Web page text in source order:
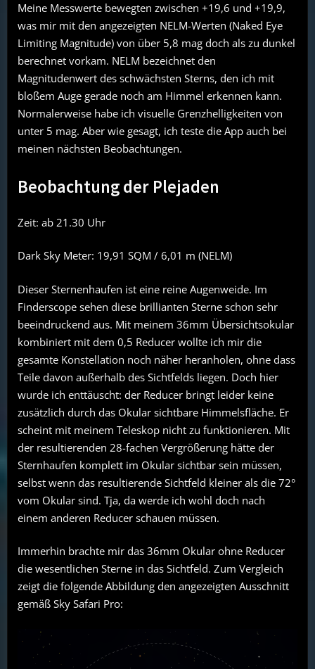
Meine Messwerte bewegten zwischen +19,6 und +19,9,
was mir mit den angezeigten NELM-Werten (Naked Eye
Limiting Magnitude) von über 5,8 mag doch als zu dunkel
berechnet vorkam. NELM bezeichnet den
Magnitudenwert des schwächsten Sterns, den ich mit
bloßem Auge gerade noch am Himmel erkennen kann.
Normalerweise habe ich visuelle Grenzhelligkeiten von
unter 5 mag. Aber wie gesagt, ich teste die App auch bei
meinen nächsten Beobachtungen.
Beobachtung der Plejaden
Zeit: ab 21.30 Uhr
Dark Sky Meter: 19,91 SQM / 6,01 m (NELM)
Dieser Sternenhaufen ist eine reine Augenweide. Im
Finderscope sehen diese brillianten Sterne schon sehr
beeindruckend aus. Mit meinem 36mm Übersichtsokular
kombiniert mit dem 0,5 Reducer wollte ich mir die
gesamte Konstellation noch näher heranholen, ohne dass
Teile davon außerhalb des Sichtfelds liegen. Doch hier
wurde ich enttäuscht: der Reducer bringt leider keine
zusätzlich durch das Okular sichtbare Himmelsfläche. Er
scheint mit meinem Teleskop nicht zu funktionieren. Mit
der resultierenden 28-fachen Vergrößerung hätte der
Sternhaufen komplett im Okular sichtbar sein müssen,
selbst wenn das resultierende Sichtfeld kleiner als die 72°
vom Okular sind. Tja, da werde ich wohl doch nach
einem anderen Reducer schauen müssen.
Immerhin brachte mir das 36mm Okular ohne Reducer
die wesentlichen Sterne in das Sichtfeld. Zum Vergleich
zeigt die folgende Abbildung den angezeigten Ausschnitt
gemäß Sky Safari Pro: